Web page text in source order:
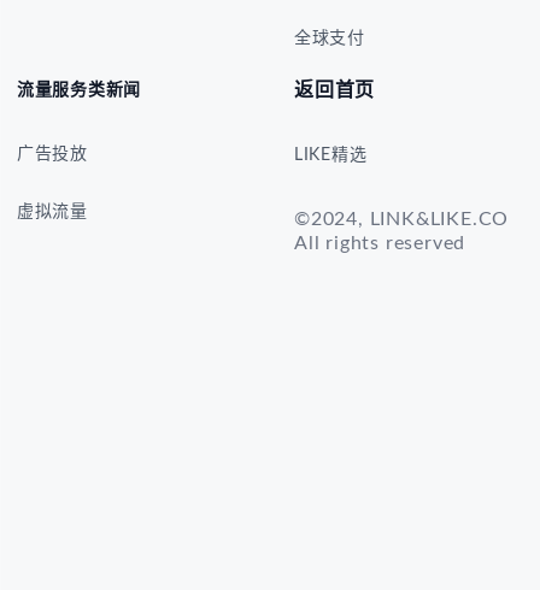
全球支付
流量服务类新闻
广告投放
虚拟流量
返回首页
LIKE精选
©2024, LINK&LIKE.CO
All rights reserved